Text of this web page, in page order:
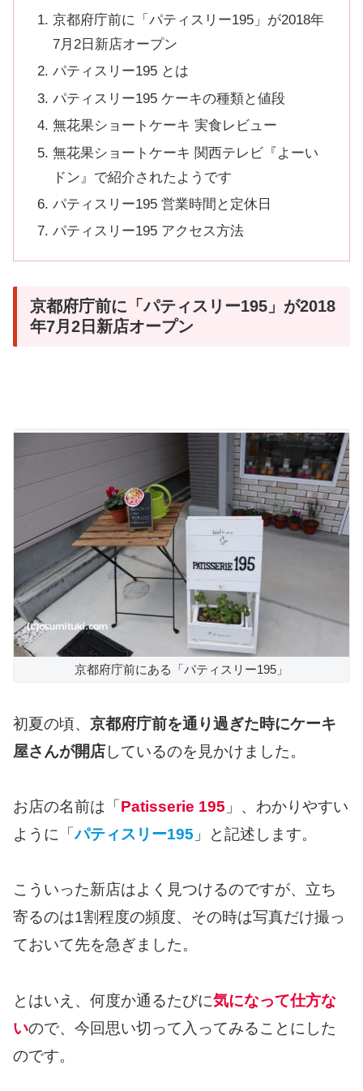
京都府庁前に「パティスリー195」が2018年
7月2日新店オープン
パティスリー195 とは
パティスリー195 ケーキの種類と値段
無花果ショートケーキ 実食レビュー
無花果ショートケーキ 関西テレビ『よーい
ドン』で紹介されたようです
パティスリー195 営業時間と定休日
パティスリー195 アクセス方法
京都府庁前に「パティスリー195」が2018
年7月2日新店オープン
京都府庁前にある「パティスリー195」
初夏の頃、 京都府庁前を通り過ぎた時にケーキ
屋さんが開店しているのを見かけました。
お店の名前は「 Patisserie 195 」、わかりやすい
ように「パティスリー195 」と記述します。
こういった新店はよく見つけるのですが、立ち
寄るのは1割程度の頻度、その時は写真だけ撮っ
ておいて先を急ぎました。
とはいえ、何度か通るたびに気になって仕方な
いので、今回思い切って入ってみることにした
のです。